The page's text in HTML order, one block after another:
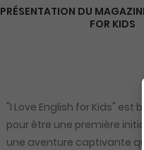
PRÉSENTATION DU
FOR KIDS
"I Love English for Kids"
pour être une première
une aventure captivante